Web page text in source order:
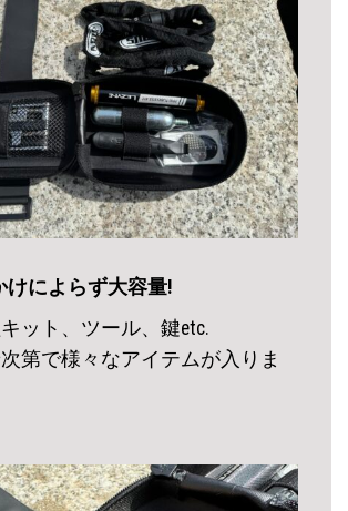
けによらず大容量!
ット、ツール、鍵etc.
第で様々なアイテムが入りま